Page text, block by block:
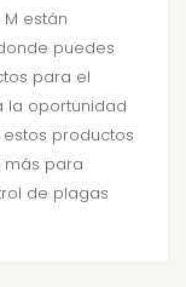
están
puedes
para el
la oportunidad
productos
más para
de plagas